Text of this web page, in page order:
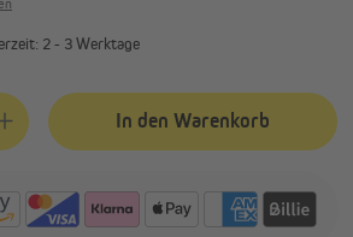
2 - 3 Werktage
Gib den gewünschten Wert ein oder
In den Warenkorb